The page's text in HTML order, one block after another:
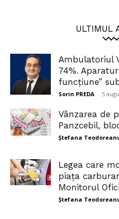
ULTIMUL
Ambulatoriul
74%.
funcțiune”
Sorin PREDA - 5
Vânzarea de
Panzcebil,
Ștefana
Legea care
piața
Monitorul
Ștefana